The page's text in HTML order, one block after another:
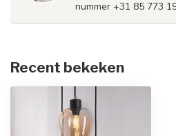
nummer +31 85 773
Recent bekeken